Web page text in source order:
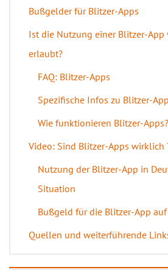
Bußgelder für Blitzer-Apps
Ist die Nutzung einer Blitzer-App
erlaubt?
FAQ: Blitzer-Apps
Spezifische Infos zu Blitzer-
Wie funktionieren Blitzer-Apps?
Video: Sind Blitzer-Apps wirklich
Nutzung der Blitzer-App in
Situation
Bußgeld für die Blitzer-App
Quellen und weiterführende